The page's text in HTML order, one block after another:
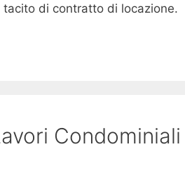
tacito di contratto di locazione.
Condominiali